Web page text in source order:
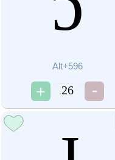
Alt+596
26